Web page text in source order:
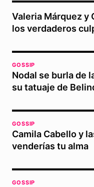
Valeria Márquez y
los verdaderos
GOSSIP
Nodal se burla de
su tatuaje de
GOSSIP
Camila Cabello y
venderías tu alma
GOSSIP